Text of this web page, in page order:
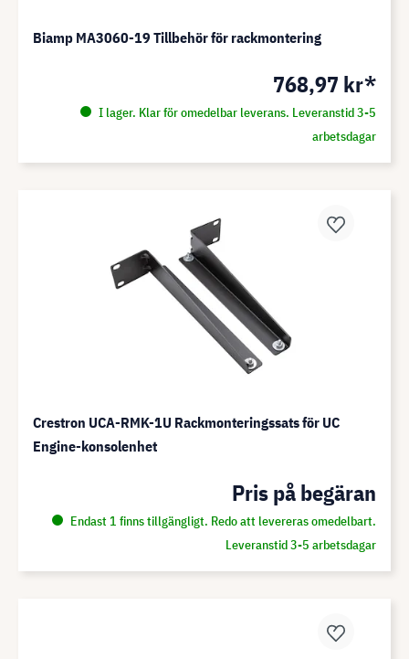
Biamp MA3060-19 Tillbehör för rackmontering
768,97 kr*
I lager. Klar för omedelbar leverans. Leveranstid 3-5
arbetsdagar
Crestron UCA-RMK-1U Rackmonteringssats för UC
Engine-konsolenhet
Pris på begäran
Endast 1 finns tillgängligt. Redo att levereras omedelbart.
Leveranstid 3-5 arbetsdagar